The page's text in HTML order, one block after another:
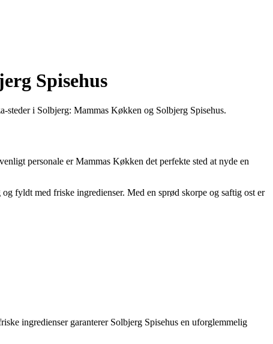
Spisehus
steder i Solbjerg: Mammas Køkken og Solbjerg Spisehus.
personale er Mammas Køkken det perfekte sted at nyde en
fyldt med friske ingredienser. Med en sprød skorpe og saftig ost er
ingredienser garanterer Solbjerg Spisehus en uforglemmelig